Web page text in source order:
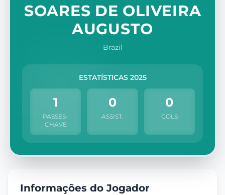
SOARES DE OLIVEIRA
AUGUSTO
Brazil
ESTATÍSTICAS 2025
1
PASSES-
CHAVE
0
ASSIST.
0
GOLS
Informações do Jogador